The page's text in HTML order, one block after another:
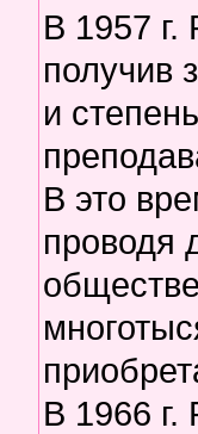
В 1957 г.
получив
и
В это
проводя
В 1966 г.